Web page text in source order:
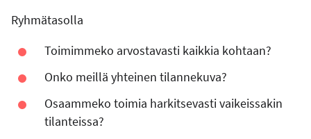
Ryhmätasolla
Toimimmeko arvostavasti kaikkia kohtaan?
Onko meillä yhteinen tilannekuva?
Osaammeko toimia harkitsevasti vaikeissakin
tilanteissa?